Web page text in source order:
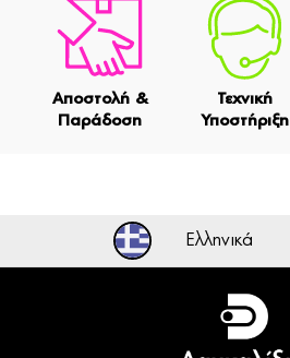
Αποστολή &
Παράδοση
Τεχνική
Υποστήριξη
Ελληνικά
Ελληνικά
English